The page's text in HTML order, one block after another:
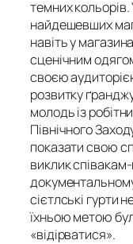
темних
найдешевших
навіть у
сценічним
своєю
розвитку
молодь із
Північного
показати свою
виклик
сієтлські гурти
їхньою метою
«відірватися».